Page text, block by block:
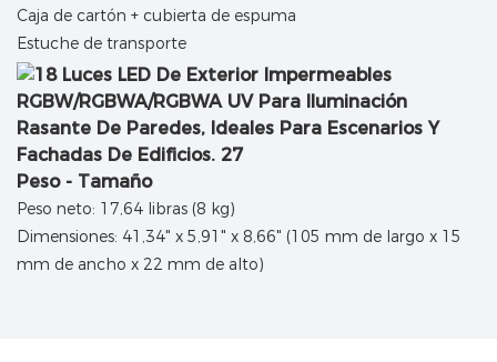
Caja de cartón + cubierta de espuma
Estuche de transporte
Peso - Tamaño
Peso neto: 17,64 libras (8 kg)
Dimensiones: 41,34" x 5,91" x 8,66" (105 mm de largo x 15
mm de ancho x 22 mm de alto)